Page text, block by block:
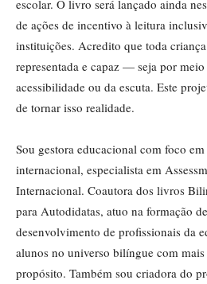
escolar. O livro será lançado ainda
de ações de incentivo à leitura
instituições. Acredito que toda
representada e capaz — seja por
acessibilidade ou da escuta. Este
de tornar isso realidade.
Sou gestora educacional com foco
internacional, especialista em
Internacional. Coautora dos livros
para Autodidatas, atuo na formação
desenvolvimento de profissionais da
alunos no universo bilíngue com
propósito. Também sou criadora do